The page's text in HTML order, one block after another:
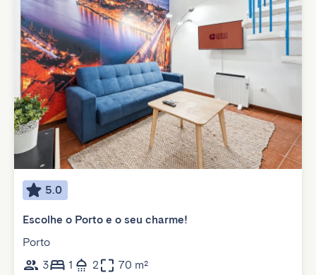
5.0
Escolhe o Porto e o seu charme!
Porto
3
1 2 70 m²